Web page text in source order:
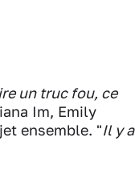
un truc fou, ce
Im, Emily
ensemble. "Il y a